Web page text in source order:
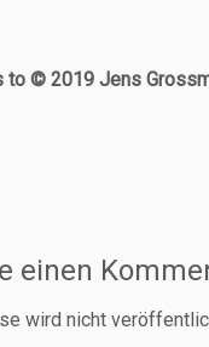
to © 2019 Jens
einen
wird nicht